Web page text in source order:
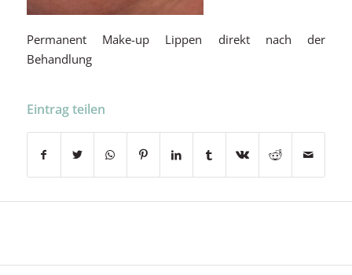
Permanent Make-up Lippen direkt nach der
Behandlung
Eintrag teilen